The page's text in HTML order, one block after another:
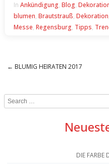
In Ankündigung, Blog,
blumen, Brautstrauß, Dekoration
Messe, Regensburg, Tipps,
← BLUMIG HEIRATEN 2017
Search
DIE FARBE